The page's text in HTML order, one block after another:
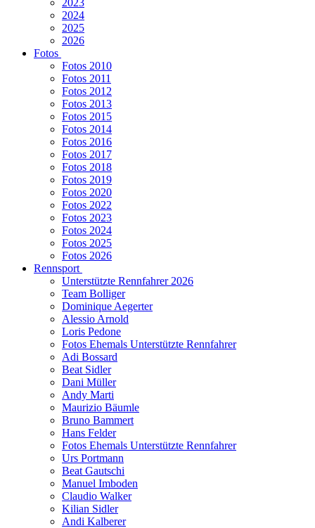
2023
2024
2025
2026
Fotos
Fotos 2010
Fotos 2011
Fotos 2012
Fotos 2013
Fotos 2015
Fotos 2014
Fotos 2016
Fotos 2017
Fotos 2018
Fotos 2019
Fotos 2020
Fotos 2022
Fotos 2023
Fotos 2024
Fotos 2025
Fotos 2026
Rennsport
Unterstützte Rennfahrer 2026
Team Bolliger
Dominique Aegerter
Alessio Arnold
Loris Pedone
Fotos Ehemals Unterstützte Rennfahrer
Adi Bossard
Beat Sidler
Dani Müller
Andy Marti
Maurizio Bäumle
Bruno Bammert
Hans Felder
Fotos Ehemals Unterstützte Rennfahrer
Urs Portmann
Beat Gautschi
Manuel Imboden
Claudio Walker
Kilian Sidler
Andi Kalberer